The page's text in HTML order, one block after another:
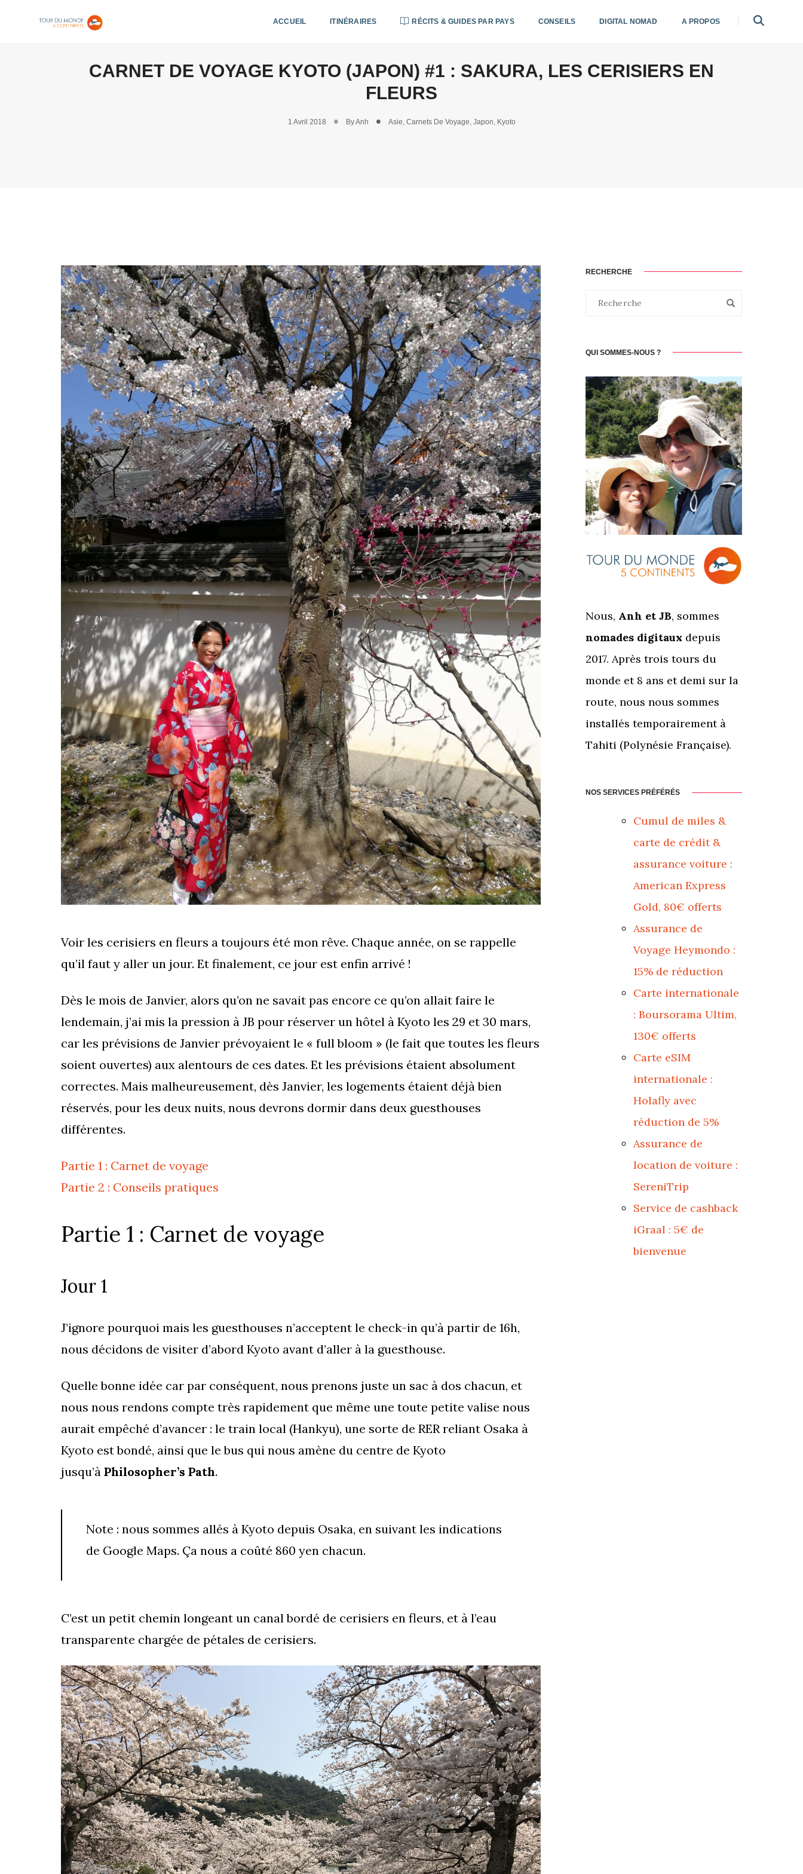
ACCUEIL ITINÉRAIRES RÉCITS & GUIDES PAR PAYS CONSEILS DIGITAL NOMAD A PROPOS
CARNET DE VOYAGE KYOTO (JAPON) #1 : SAKURA, LES CERISIERS EN
FLEURS
1 Avril 2018 ByAnh Asie, Carnets De Voyage, Japon, Kyoto
Voir les cerisiers en fleurs a toujours été mon rêve. Chaque année, on se rappelle
qu’il faut y aller un jour. Et finalement, ce jour est enfin arrivé !
Dès le mois de Janvier, alors qu’on ne savait pas encore ce qu’on allait faire le
lendemain, j’ai mis la pression à JB pour réserver un hôtel à Kyoto les 29 et 30 mars,
car les prévisions de Janvier prévoyaient le « full bloom » (le fait que toutes les fleurs
soient ouvertes) aux alentours de ces dates. Et les prévisions étaient absolument
correctes. Mais malheureusement, dès Janvier, les logements étaient déjà bien
réservés, pour les deux nuits, nous devrons dormir dans deux guesthouses
différentes.
Partie 1 : Carnet de voyage
Partie 2 : Conseils pratiques
Partie 1 : Carnet de voyage
Jour 1
J’ignore pourquoi mais les guesthouses n’acceptent le check-in qu’à partir de 16h,
nous décidons de visiter d’abord Kyoto avant d’aller à la guesthouse.
Quelle bonne idée car par conséquent, nous prenons juste un sac à dos chacun, et
nous nous rendons compte très rapidement que même une toute petite valise nous
aurait empêché d’avancer : le train local (Hankyu), une sorte de RER reliant Osaka à
Kyoto est bondé, ainsi que le bus qui nous amène du centre de Kyoto
jusqu’à Philosopher’s Path.
Note : nous sommes allés à Kyoto depuis Osaka, en suivant les indications
de Google Maps. Ça nous a coûté 860 yen chacun.
C’est un petit chemin longeant un canal bordé de cerisiers en fleurs, et à l’eau
transparente chargée de pétales de cerisiers.
RECHERCHE
QUI SOMMES-NOUS ?
Nous, Anh et JB, sommes
nomades digitaux depuis
2017. Après trois tours du
monde et 8 ans et demi sur la
route, nous nous sommes
installés temporairement à
Tahiti (Polynésie Française).
NOS SERVICES PRÉFÉRÉS
Cumul de miles &
carte de crédit &
assurance voiture :
American Express
Gold, 80€ offerts
Assurance de
Voyage Heymondo :
15% de réduction
Carte internationale
: Boursorama Ultim,
130€ offerts
Carte eSIM
internationale :
Holafly avec
réduction de 5%
Assurance de
location de voiture :
SereniTrip
Service de cashback
iGraal : 5€ de
bienvenue